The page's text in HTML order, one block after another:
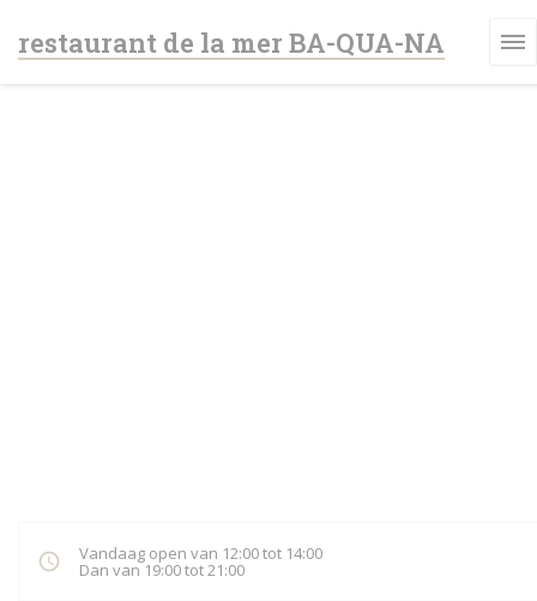
restaurant de la mer BA-QUA-NA
Vandaag open van 12:00 tot 14:00
Dan van 19:00 tot 21:00